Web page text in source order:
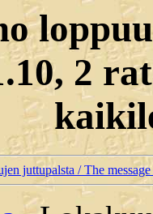
2
juttupalsta / The